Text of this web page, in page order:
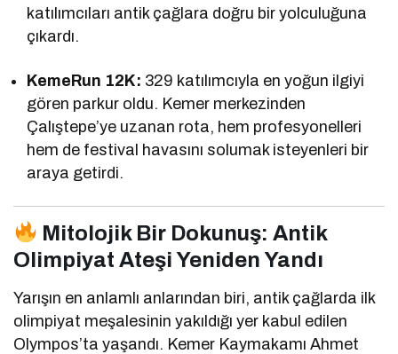
katılımcıları antik çağlara doğru bir yolculuğuna
çıkardı.
KemeRun 12K: 329 katılımcıyla en yoğun ilgiyi
gören parkur oldu. Kemer merkezinden
Çalıştepe’ye uzanan rota, hem profesyonelleri
hem de festival havasını solumak isteyenleri bir
araya getirdi.
Mitolojik Bir Dokunuş: Antik
Olimpiyat Ateşi Yeniden Yandı
Yarışın en anlamlı anlarından biri, antik çağlarda ilk
olimpiyat meşalesinin yakıldığı yer kabul edilen
Olympos’ta yaşandı. Kemer Kaymakamı Ahmet